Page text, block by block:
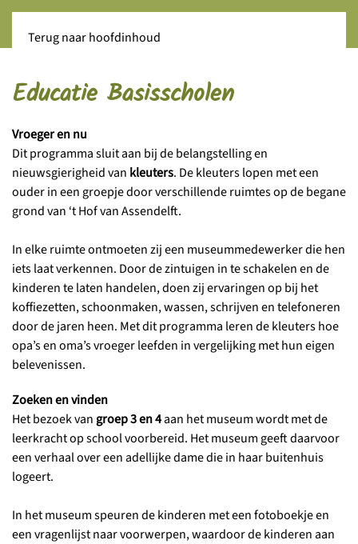
Terug naar hoofdinhoud
Educatie Basisscholen
Vroeger en nu
Dit programma sluit aan bij de belangstelling en
nieuwsgierigheid van kleuters. De kleuters lopen met een
ouder in een groepje door verschillende ruimtes op de begane
grond van ‘t Hof van Assendelft.
In elke ruimte ontmoeten zij een museummedewerker die hen
iets laat verkennen. Door de zintuigen in te schakelen en de
kinderen te laten handelen, doen zij ervaringen op bij het
koffiezetten, schoonmaken, wassen, schrijven en telefoneren
door de jaren heen. Met dit programma leren de kleuters hoe
opa’s en oma’s vroeger leefden in vergelijking met hun eigen
belevenissen.
Zoeken en vinden
Het bezoek vangroep 3 en 4aan het museum wordt met de
leerkracht op school voorbereid. Het museum geeft daarvoor
een verhaal over een adellijke dame die in haar buitenhuis
logeert.
In het museum speuren de kinderen met een fotoboekje en
een vragenlijst naar voorwerpen, waardoor de kinderen aan